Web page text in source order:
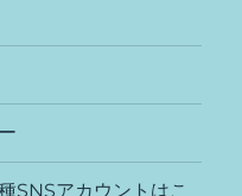
SNSアカウントはこ